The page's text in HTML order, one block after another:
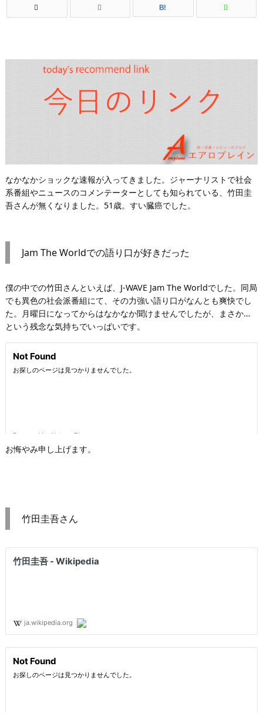
B!
なかなかショックな速報が入ってきました。ジャーナリストで社会
系番組やニュースのコメンテーターとしても知られている、竹田圭
吾さんが無くなりました。51歳。すい臓癌でした。
Jam The Worldでの語り口が好きだった
僕の中での竹田さんといえば、J-WAVE Jam The Worldでした。同局
でも異色の社会派番組にて、その力強い語り口がなんとも爽快でし
た。月曜日になってからはなかなか聞けませんでしたが、まさか…
という残念な気持ちでいっぱいです。
お悔やみ申し上げます。
竹田圭吾さん